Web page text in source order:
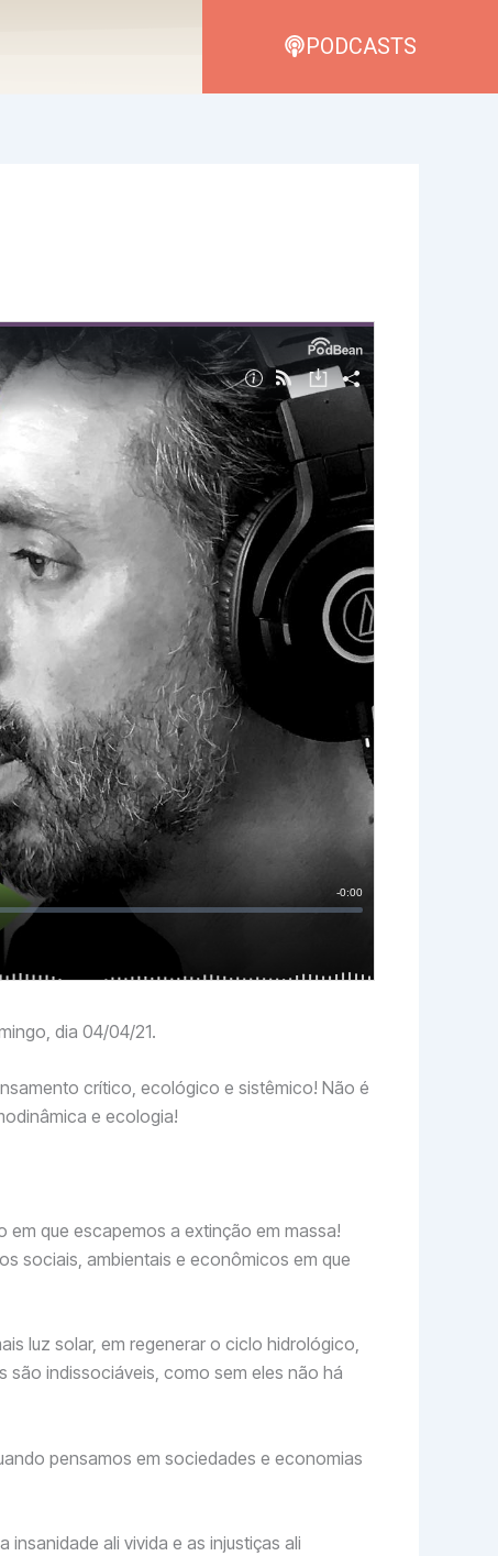
PODCASTS
dia 04/04/21.
crítico, ecológico e sistêmico! Não é
e ecologia!
que escapemos a extinção em massa!
sociais, ambientais e econômicos em que
luz solar, em regenerar o ciclo hidrológico,
são indissociáveis, como sem eles não há
pensamos em sociedades e economias
ali vivida e as injustiças ali